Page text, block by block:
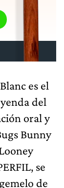
es el
del
oral y
Bunny
se
de